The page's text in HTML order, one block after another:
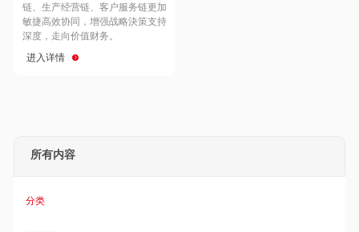
Hong Kong
链、生产经营链、客户服务链更加
敏捷高效协同，增强战略決策支持
深度，走向价值财务。
进入详情
所有内容
分类